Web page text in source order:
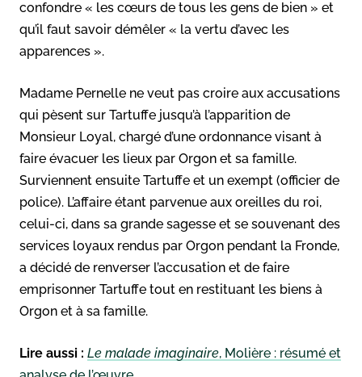
confondre « les cœurs de tous les gens de bien » et
qu’il faut savoir démêler « la vertu d’avec les
apparences ».
Madame Pernelle ne veut pas croire aux accusations
qui pèsent sur Tartuffe jusqu’à l’apparition de
Monsieur Loyal, chargé d’une ordonnance visant à
faire évacuer les lieux par Orgon et sa famille.
Surviennent ensuite Tartuffe et un exempt (officier de
police). L’affaire étant parvenue aux oreilles du roi,
celui-ci, dans sa grande sagesse et se souvenant des
services loyaux rendus par Orgon pendant la Fronde,
a décidé de renverser l’accusation et de faire
emprisonner Tartuffe tout en restituant les biens à
Orgon et à sa famille.
Lire aussi : Le malade imaginaire, Molière : résumé et